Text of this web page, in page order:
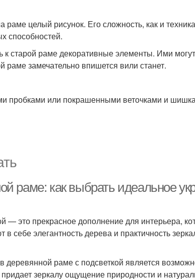
раме целый рисунок. Его сложность, как и
способностей.
к старой раме декоративные элементы. Ими
раме замечательно впишется вили станет.
пробками или покрашенными веточками и
раме: как выбрать идеальное
— это прекрасное дополнение для интерьера,
себе элегантность дерева и практичность
раме с подсветкой является
зеркалу ощущение природности и